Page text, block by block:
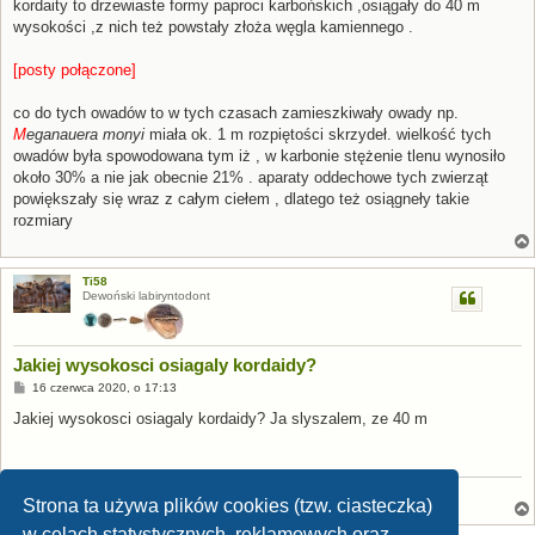
Strona ta używa plików cookies (tzw. ciasteczka)
kordaity to drzewiaste formy paproci karbońskich ,osiągały do 40 m
wysokości ,z nich też powstały złoża węgla kamiennego .
[posty połączone]
co do tych owadów to w tych czasach zamieszkiwały owady np.
Meganauera monyi miała ok. 1 m rozpiętości skrzydeł. wielkość tych
owadów była spowodowana tym iż , w karbonie stężenie tlenu wynosiło
około 30% a nie jak obecnie 21% . aparaty oddechowe tych zwierząt
powiększały się wraz z całym ciełem , dlatego też osiągneły takie
rozmiary
Ti58
Dewoński labiryntodont
Jakiej wysokosci osiagaly kordaidy?
P
s
16 czerwca 2020, o 17:13
Jakiej wysokosci osiagaly kordaidy? Ja slyszalem, ze 40 m